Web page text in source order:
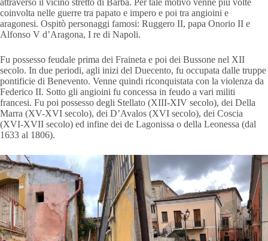
attraverso il vicino stretto di Barba. Per tale motivo venne più volte
coinvolta nelle guerre tra papato e impero e poi tra angioini e
aragonesi. Ospitò personaggi famosi: Ruggero II, papa Onorio II e
Alfonso V d’Aragona, I re di Napoli.
Fu possesso feudale prima dei Fraineta e poi dei Bussone nel XII
secolo. In due periodi, agli inizi del Duecento, fu occupata dalle truppe
pontificie di Benevento. Venne quindi riconquistata con la violenza da
Federico II. Sotto gli angioini fu concessa in feudo a vari militi
francesi. Fu poi possesso degli Stellato (XIII-XIV secolo), dei Della
Marra (XV-XVI secolo), dei D’Avalos (XVI secolo), dei Coscia
(XVI-XVII secolo) ed infine dei de Lagonissa o della Leonessa (dal
1633 al 1806).